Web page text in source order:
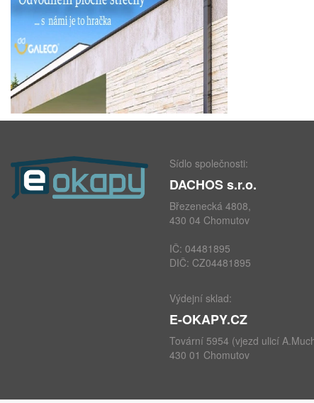
Sídlo společnosti:
DACHOS s.r.o.
Březenecká 4808,
430 04 Chomutov
IČ: 04481895
DIČ: CZ04481895
Výdejní sklad:
E-OKAPY.CZ
Tovární 5954 (vjezd ulicí
430 01 Chomutov